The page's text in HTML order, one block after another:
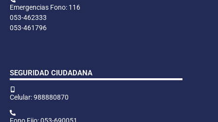
Emergencias Fono: 116
053-462333
053-461796
SEGURIDAD CIUDADANA
Celular: 988880870
Fono Fijo: 053-690051